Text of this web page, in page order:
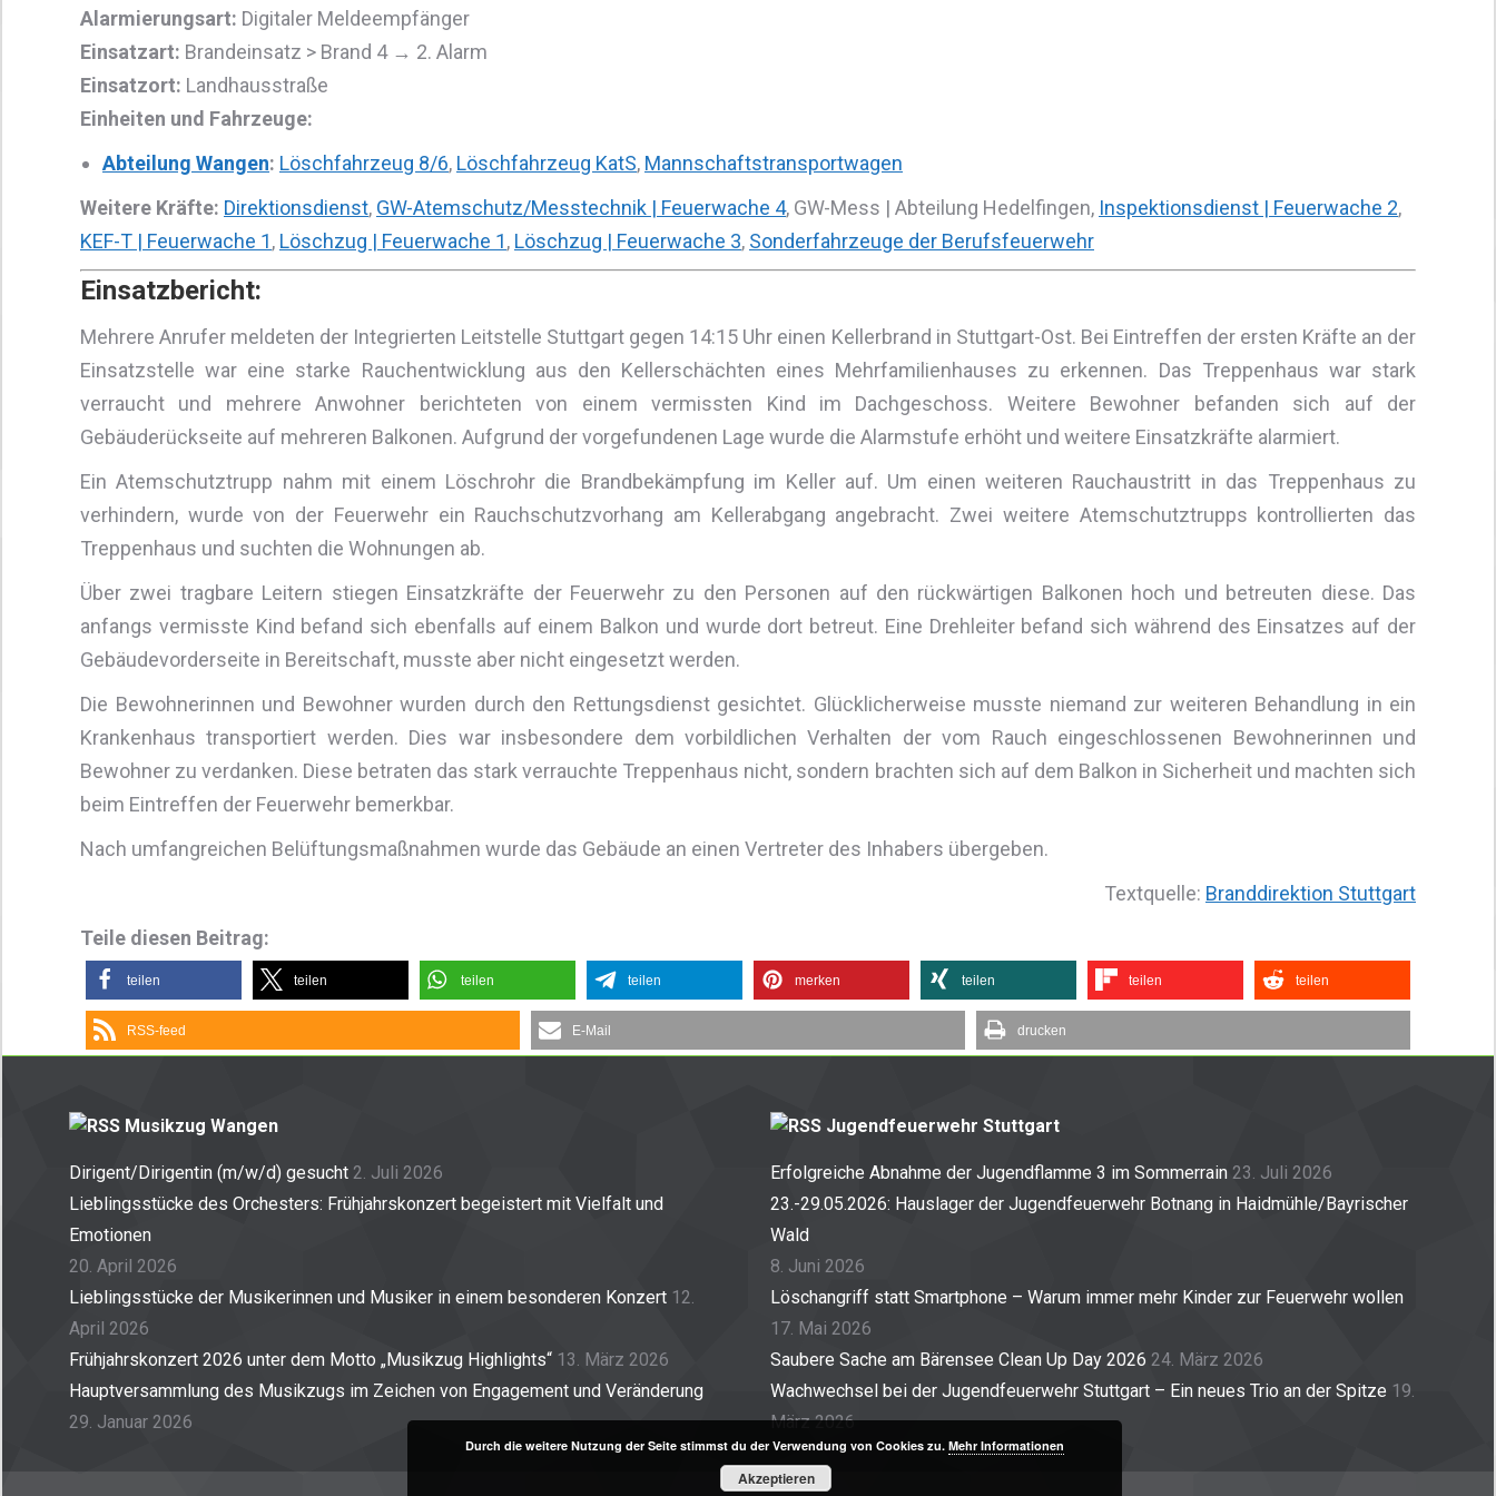
Alarmierungsart: Digitaler Meldeempfänger
Einsatzart: Brandeinsatz > Brand 4 → 2. Alarm
Einsatzort: Landhausstraße
Einheiten und Fahrzeuge:
Abteilung Wangen: Löschfahrzeug 8/6, Löschfahrzeug KatS, Mannschaftstransportwagen
Weitere Kräfte: Direktionsdienst, GW-Atemschutz/Messtechnik | Feuerwache 4, GW-Mess | Abteilung Hedelfingen, Inspektionsdienst | Feuerwache 2,
KEF-T | Feuerwache 1, Löschzug | Feuerwache 1, Löschzug | Feuerwache 3, Sonderfahrzeuge der Berufsfeuerwehr
Einsatzbericht:
Mehrere Anrufer meldeten der Integrierten Leitstelle Stuttgart gegen 14:15 Uhr einen Kellerbrand in Stuttgart-Ost. Bei Eintreffen der ersten Kräfte an der
Einsatzstelle war eine starke Rauchentwicklung aus den Kellerschächten eines Mehrfamilienhauses zu erkennen. Das Treppenhaus war stark
verraucht und mehrere Anwohner berichteten von einem vermissten Kind im Dachgeschoss. Weitere Bewohner befanden sich auf der
Gebäuderückseite auf mehreren Balkonen. Aufgrund der vorgefundenen Lage wurde die Alarmstufe erhöht und weitere Einsatzkräfte alarmiert.
Ein Atemschutztrupp nahm mit einem Löschrohr die Brandbekämpfung im Keller auf. Um einen weiteren Rauchaustritt in das Treppenhaus zu
verhindern, wurde von der Feuerwehr ein Rauchschutzvorhang am Kellerabgang angebracht. Zwei weitere Atemschutztrupps kontrollierten das
Treppenhaus und suchten die Wohnungen ab.
Über zwei tragbare Leitern stiegen Einsatzkräfte der Feuerwehr zu den Personen auf den rückwärtigen Balkonen hoch und betreuten diese. Das
anfangs vermisste Kind befand sich ebenfalls auf einem Balkon und wurde dort betreut. Eine Drehleiter befand sich während des Einsatzes auf der
Gebäudevorderseite in Bereitschaft, musste aber nicht eingesetzt werden.
Die Bewohnerinnen und Bewohner wurden durch den Rettungsdienst gesichtet. Glücklicherweise musste niemand zur weiteren Behandlung in ein
Krankenhaus transportiert werden. Dies war insbesondere dem vorbildlichen Verhalten der vom Rauch eingeschlossenen Bewohnerinnen und
Bewohner zu verdanken. Diese betraten das stark verrauchte Treppenhaus nicht, sondern brachten sich auf dem Balkon in Sicherheit und machten sich
beim Eintreffen der Feuerwehr bemerkbar.
Nach umfangreichen Belüftungsmaßnahmen wurde das Gebäude an einen Vertreter des Inhabers übergeben.
Textquelle: Branddirektion Stuttgart
Teile diesen Beitrag:
teilen teilen teilen teilen merken teilen teilen teilen
RSS-feed E-Mail drucken
Musikzug Wangen
Dirigent/Dirigentin (m/w/d) gesucht 2. Juli 2026
Lieblingsstücke des Orchesters: Frühjahrskonzert begeistert mit Vielfalt und
Emotionen
20. April 2026
Lieblingsstücke der Musikerinnen und Musiker in einem besonderen Konzert 12.
April 2026
Frühjahrskonzert 2026 unter dem Motto „Musikzug Highlights“ 13. März 2026
Hauptversammlung des Musikzugs im Zeichen von Engagement und Veränderung
29. Januar 2026
Jugendfeuerwehr Stuttgart
Erfolgreiche Abnahme der Jugendflamme 3 im Sommerrain 23. Juli 2026
23.-29.05.2026: Hauslager der Jugendfeuerwehr Botnang in Haidmühle/Bayrischer
Wald
8. Juni 2026
Löschangriff statt Smartphone – Warum immer mehr Kinder zur Feuerwehr wollen
17. Mai 2026
Saubere Sache am Bärensee Clean Up Day 2026 24. März 2026
Wachwechsel bei der Jugendfeuerwehr Stuttgart – Ein neues Trio an der Spitze 19.
März 2026
Durch die weitere Nutzung der Seite stimmst du der Verwendung von Cookies zu. Mehr Informationen
Akzeptieren